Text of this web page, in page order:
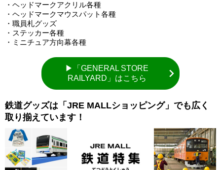
・ヘッドマークアクリル各種
・ヘッドマークマウスパット各種
・職員札グッズ
・ステッカー各種
・ミニチュア方向幕各種
▶「GENERAL STORE
RAILYARD」はこちら
鉄道グッズは「JRE MALLショッピング」でも広く
取り揃えています！